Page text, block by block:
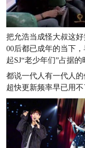
把允浩当成怪大叔这
00后都已成年的当下
起SJ“老少年们”占据的
都说一代人有一代人
超快更新频率早已用